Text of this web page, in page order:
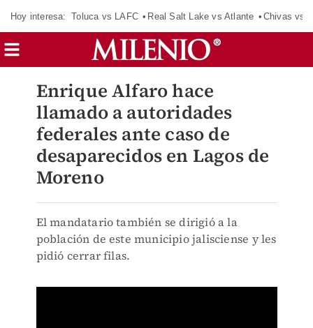
Hoy interesa: Toluca vs LAFC Real Salt Lake vs Atlante Chivas vs
Enrique Alfaro hace
llamado a autoridades
federales ante caso de
desaparecidos en Lagos de
Moreno
El mandatario también se dirigió a la
población de este municipio jalisciense y les
pidió cerrar filas.